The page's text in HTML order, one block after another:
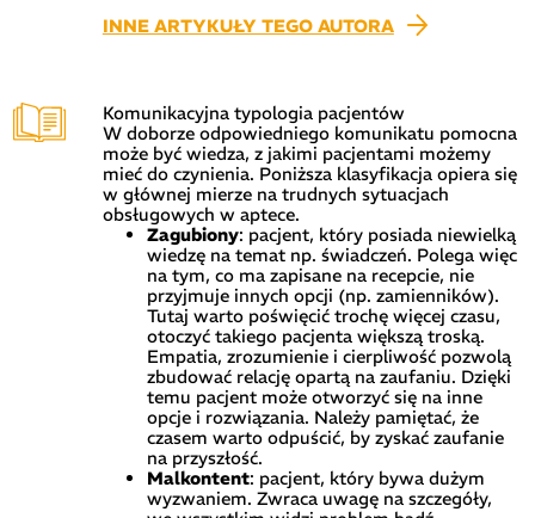
INNE ARTYKUŁY TEGO AUTORA
Komunikacyjna typologia pacjentów
W doborze odpowiedniego komunikatu pomocna
może być wiedza, z jakimi pacjentami możemy
mieć do czynienia. Poniższa klasyfikacja opiera się
w głównej mierze na trudnych sytuacjach
obsługowych w aptece.
Zagubiony: pacjent, który posiada niewielką
wiedzę na temat np. świadczeń. Polega więc
na tym, co ma zapisane na recepcie, nie
przyjmuje innych opcji (np. zamienników).
Tutaj warto poświęcić trochę więcej czasu,
otoczyć takiego pacjenta większą troską.
Empatia, zrozumienie i cierpliwość pozwolą
zbudować relację opartą na zaufaniu. Dzięki
temu pacjent może otworzyć się na inne
opcje i rozwiązania. Należy pamiętać, że
czasem warto odpuścić, by zyskać zaufanie
na przyszłość.
Malkontent: pacjent, który bywa dużym
wyzwaniem. Zwraca uwagę na szczegóły,